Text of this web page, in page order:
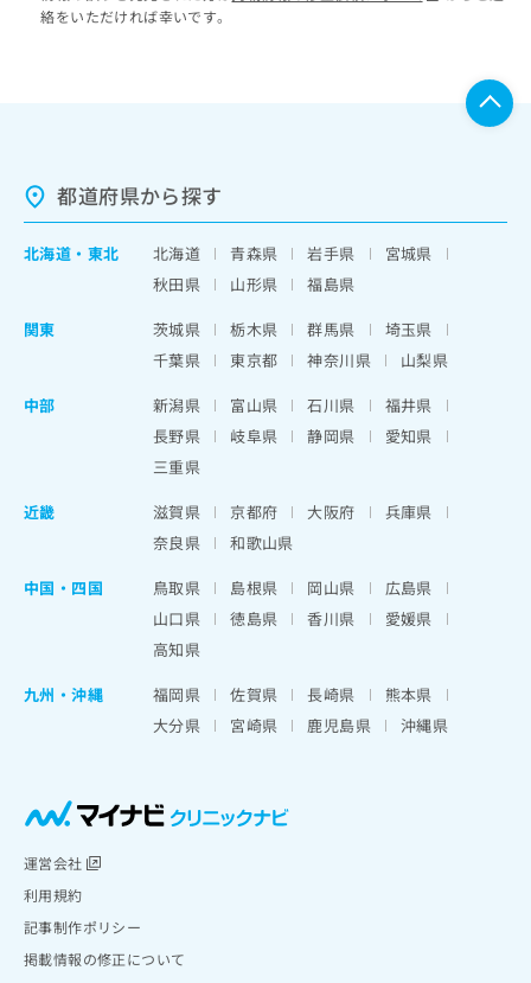
絡をいただければ幸いです。
都道府県から探す
北海道 ・ 東北 北海道 青森県 岩手県
宮城県
秋田県
山形県
福島県
関東
茨城県 栃木県 群馬県
埼玉県
千葉県
東京都 神奈川県
山梨県
中部
新潟県 富山県 石川県
福井県
長野県
岐阜県 静岡県
愛知県
三重県
近畿
滋賀県 京都府 大阪府
兵庫県
奈良県
和歌山県
中国・四国
鳥取県 島根県 岡山県
広島県
山口県
徳島県 香川県
愛媛県
高知県
九州・沖縄
福岡県 佐賀県 長崎県
熊本県
大分県
宮崎県 鹿児島県 沖縄県
運営会社
利用規約
記事制作ポリシー
掲載情報の修正について